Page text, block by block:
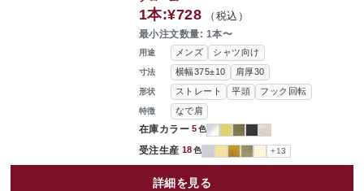
用途 メンズ シャツ向け
寸法 横幅375±10 肩厚30
形状 ストレート 平頭 フック回転
特徴 なで肩
在庫カラー 5色
受注生産 18色 +13
1本:¥728 （税込）
最小注文数量: 1本〜
詳細を見る